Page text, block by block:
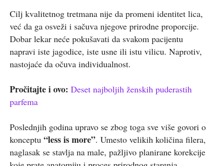
Cilj kvalitetnog tretmana nije da promeni identitet lica,
već da ga osveži i sačuva njegove prirodne proporcije.
Dobar lekar neće pokušavati da svakom pacijentu
napravi iste jagodice, iste usne ili istu vilicu. Naprotiv,
nastojaće da očuva individualnost.
Pročitajte i ovo: Deset najboljih ženskih puderastih
parfema
Poslednjih godina upravo se zbog toga sve više govori o
konceptu “less is more”. Umesto velikih količina filera,
naglasak se stavlja na male, pažljivo planirane korekcije